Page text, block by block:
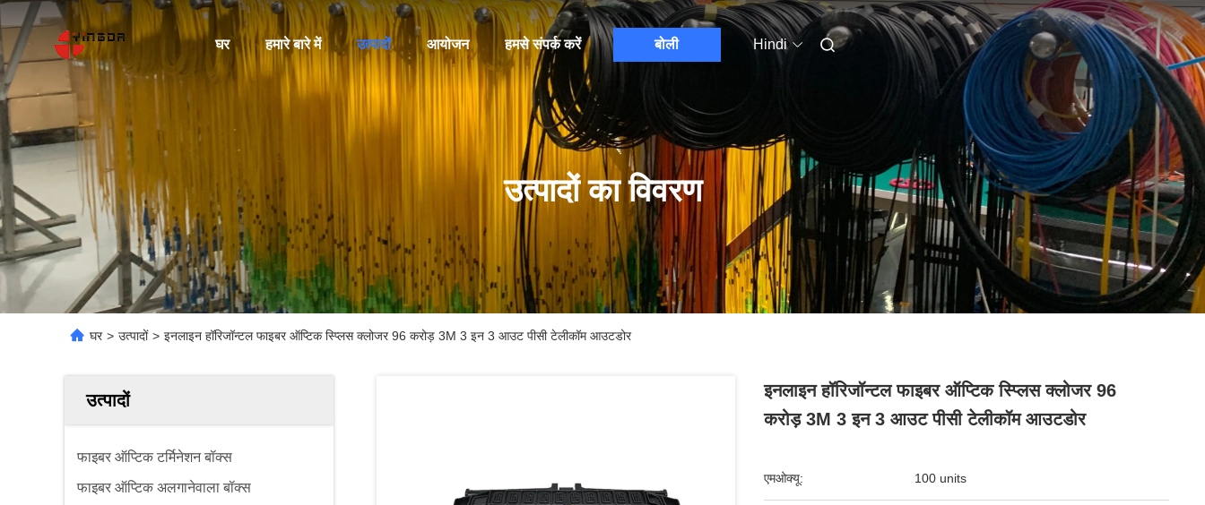
घर हमारे बारे में उत्पादों आयोजन हमसे संपर्क करें बोली Hindi
उत्पादों का विवरण
घर > उत्पादों > इनलाइन हॉरिजॉन्टल फाइबर ऑप्टिक स्प्लिस क्लोजर 96 करोड़ 3M 3 इन 3 आउट पीसी टेलीकॉम आउटडोर
उत्पादों
फाइबर ऑप्टिक टर्मिनेशन बॉक्स
फाइबर ऑप्टिक अलगानेवाला बॉक्स
इनलाइन हॉरिजॉन्टल फाइबर ऑप्टिक स्प्लिस क्लोजर 96
करोड़ 3M 3 इन 3 आउट पीसी टेलीकॉम आउटडोर
एमओक्यू: 100 units